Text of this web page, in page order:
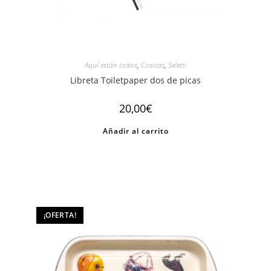
Aquí están todos, Cosicas, Seletti
Libreta Toiletpaper dos de picas
20,00€
Añadir al carrito
¡OFERTA!